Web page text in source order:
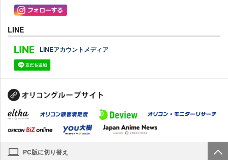
LINE
LINEアカウントメディア
PC版に切り替え